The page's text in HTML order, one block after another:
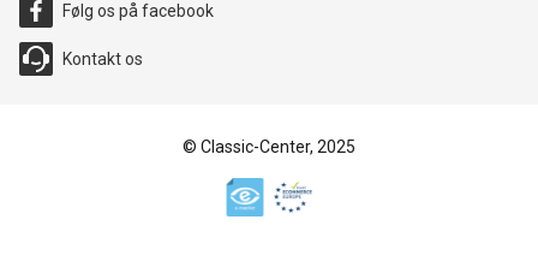
Følg os på facebook
Kontakt os
© Classic-Center, 2025